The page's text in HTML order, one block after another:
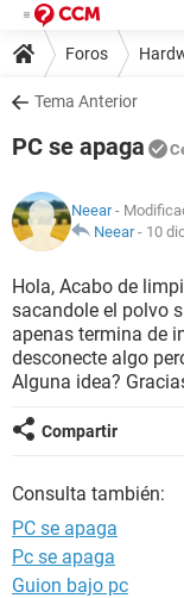
Foros
Tema Anterior
PC se apaga
Neear-
Neear- 10
Hola, Acabo de
sacandole el polvo
apenas termina de
desconecte algo
Alguna idea?
Compartir
Consulta también:
PC se apaga
Pc se apaga
Guion bajo pc